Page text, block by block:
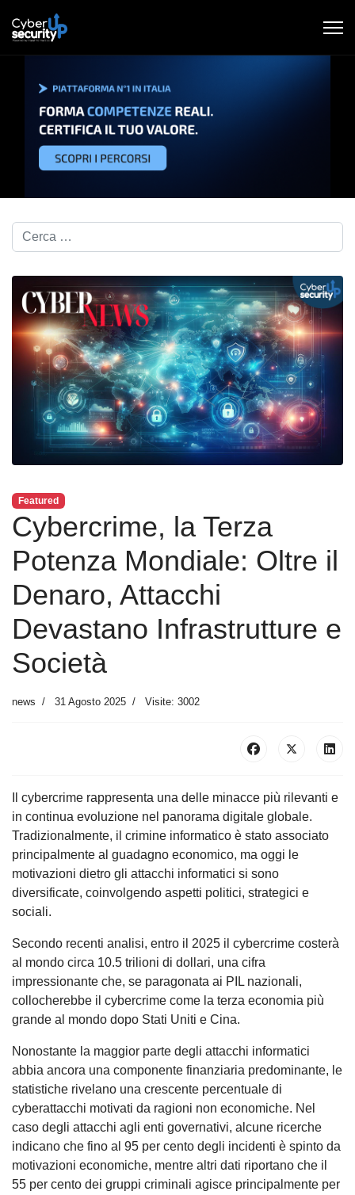
Cerca nel blog...
Featured
Cybercrime, la Terza
Potenza Mondiale: Oltre il
Denaro, Attacchi
Devastano Infrastrutture e
Società
news 31 Agosto 2025 Visite: 3002
Il cybercrime rappresenta una delle minacce più rilevanti e
in continua evoluzione nel panorama digitale globale.
Tradizionalmente, il crimine informatico è stato associato
principalmente al guadagno economico, ma oggi le
motivazioni dietro gli attacchi informatici si sono
diversificate, coinvolgendo aspetti politici, strategici e
sociali.
Secondo recenti analisi, entro il 2025 il cybercrime costerà
al mondo circa 10.5 trilioni di dollari, una cifra
impressionante che, se paragonata ai PIL nazionali,
collocherebbe il cybercrime come la terza economia più
grande al mondo dopo Stati Uniti e Cina.
Nonostante la maggior parte degli attacchi informatici
abbia ancora una componente finanziaria predominante, le
statistiche rivelano una crescente percentuale di
cyberattacchi motivati da ragioni non economiche. Nel
caso degli attacchi agli enti governativi, alcune ricerche
indicano che fino al 95 per cento degli incidenti è spinto da
motivazioni economiche, mentre altri dati riportano che il
55 per cento dei gruppi criminali agisce principalmente per